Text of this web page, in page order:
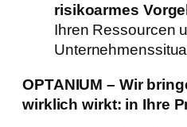
risikoarmes
Ihren Ressourcen
OPTANIUM – Wir
wirklich wirkt: in Ihre